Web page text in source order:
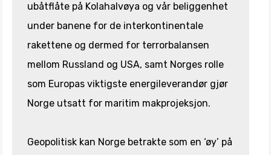
ubåtflåte på Kolahalvøya og vår beliggenhet
under banene for de interkontinentale
rakettene og dermed for terrorbalansen
mellom Russland og USA, samt Norges rolle
som Europas viktigste energileverandør gjør
Norge utsatt for maritim makprojeksjon.
Geopolitisk kan Norge betrakte som en ‘øy’ på